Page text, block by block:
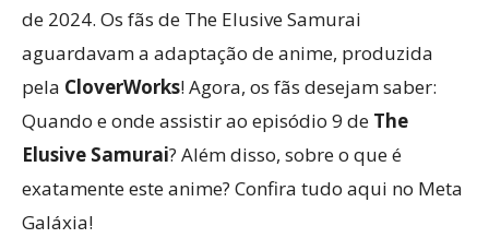
de 2024. Os fãs de The Elusive Samurai
aguardavam a adaptação de anime, produzida
pela CloverWorks! Agora, os fãs desejam saber:
Quando e onde assistir ao episódio 9 de The
Elusive Samurai? Além disso, sobre o que é
exatamente este anime? Confira tudo aqui no Meta
Galáxia!